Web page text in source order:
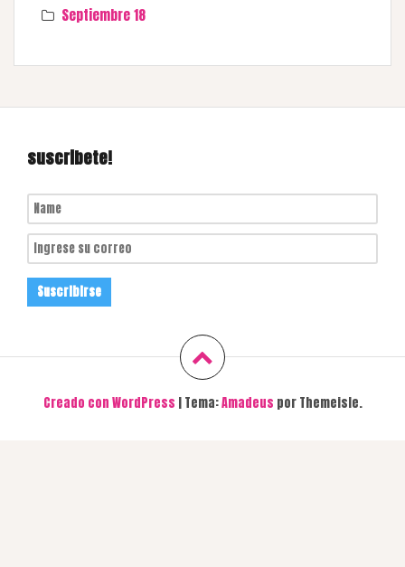
Septiembre 18
suscribete!
Creado con WordPress |Tema:Amadeus por Themeisle.